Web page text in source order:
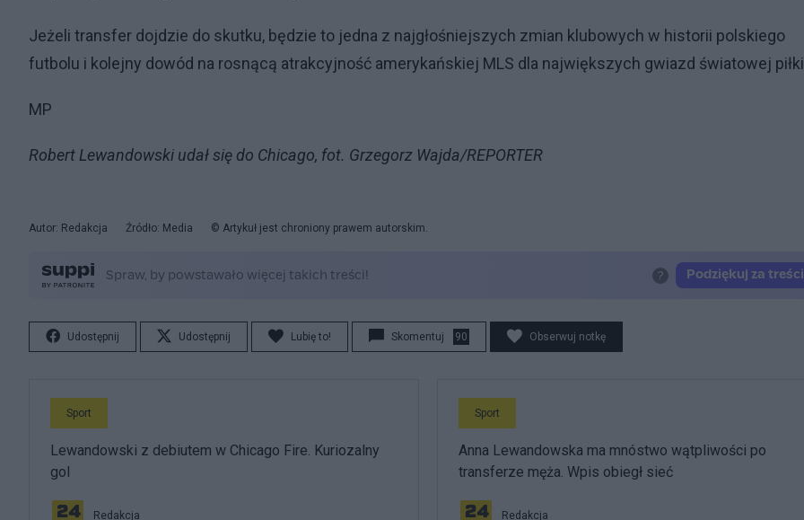
Jeżeli transfer dojdzie do skutku, będzie to jedna z najgłośniejszych zmian klubowych w historii polskiego
futbolu i kolejny dowód na rosnącą atrakcyjność amerykańskiej MLS dla największych gwiazd światowej
MP
Robert Lewandowski udał się do Chicago, fot. Grzegorz Wajda/REPORTER
Autor: Redakcja Źródło: Media © Artykuł jest chroniony prawem autorskim.
Udostępnij Udostępnij Lubię to! Skomentuj 90 Obserwuj notkę
Sport
Lewandowski z debiutem w Chicago Fire. Kuriozalny
gol
Redakcja
Sport
Anna Lewandowska ma mnóstwo wątpliwości po
transferze męża. Wpis obiegł sieć
Redakcja